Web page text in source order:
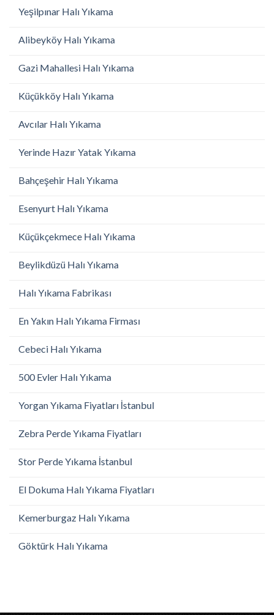
Yeşilpınar Halı Yıkama
Alibeyköy Halı Yıkama
Gazi Mahallesi Halı Yıkama
Küçükköy Halı Yıkama
Avcılar Halı Yıkama
Yerinde Hazır Yatak Yıkama
Bahçeşehir Halı Yıkama
Esenyurt Halı Yıkama
Küçükçekmece Halı Yıkama
Beylikdüzü Halı Yıkama
Halı Yıkama Fabrikası
En Yakın Halı Yıkama Firması
Cebeci Halı Yıkama
500 Evler Halı Yıkama
Yorgan Yıkama Fiyatları İstanbul
Zebra Perde Yıkama Fiyatları
Stor Perde Yıkama İstanbul
El Dokuma Halı Yıkama Fiyatları
Kemerburgaz Halı Yıkama
Göktürk Halı Yıkama